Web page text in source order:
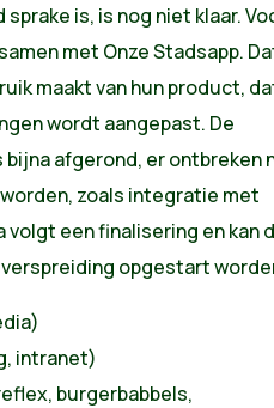
sprake is, is nog niet klaar.
met Onze Stadsapp.
maakt van hun product,
wordt aangepast. De
afgerond, er ontbreken
zoals integratie met
volgt een finalisering en kan
opgestart
intranet)
burgerbabbels,